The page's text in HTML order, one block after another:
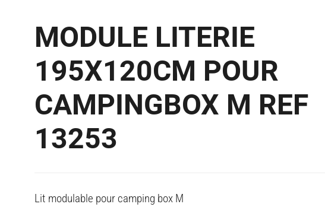
MODULE LITERIE
195X120CM POUR
CAMPINGBOX M REF
13253
Lit modulable pour camping box M